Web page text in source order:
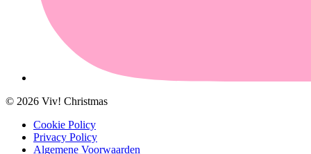
© 2026 Viv! Christmas
Cookie Policy
Privacy Policy
Algemene Voorwaarden